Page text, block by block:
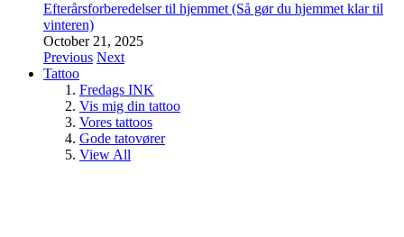
Efterårsforberedelser til hjemmet (Så gør du hjemmet klar til
vinteren)
October 21, 2025
Previous Next
Tattoo
Fredags INK
Vis mig din tattoo
Vores tattoos
Gode tatovører
View All